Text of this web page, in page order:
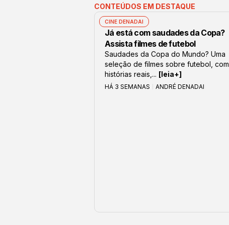
CONTEÚDOS EM DESTAQUE
CINE DENADAI
Já está com saudades da Copa?
Assista filmes de futebol
Saudades da Copa do Mundo? Uma
seleção de filmes sobre futebol, com
histórias reais,... [leia+]
HÁ 3 SEMANAS ANDRÉ DENADAI